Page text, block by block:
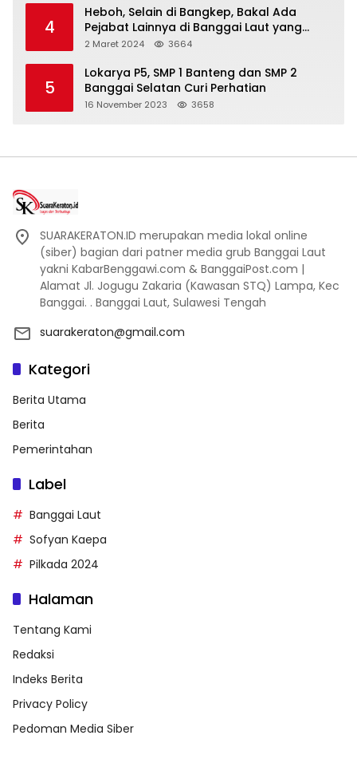
4
Heboh, Selain di Bangkep, Bakal Ada
Pejabat Lainnya di Banggai Laut yang
Bakal di Ciduk, Bagini Kata Kapolres!
2 Maret 2024 3664
5
Lokarya P5, SMP 1 Banteng dan SMP 2
Banggai Selatan Curi Perhatian
16 November 2023 3658
SUARAKERATON.ID merupakan media lokal online
(siber) bagian dari patner media grub Banggai Laut
yakni KabarBenggawi.com & BanggaiPost.com |
Alamat Jl. Jogugu Zakaria (Kawasan STQ) Lampa, Kec
Banggai. . Banggai Laut, Sulawesi Tengah
suarakeraton@gmail.com
Kategori
Berita Utama
Berita
Pemerintahan
Label
Banggai Laut
Sofyan Kaepa
Pilkada 2024
Halaman
Tentang Kami
Redaksi
Indeks Berita
Privacy Policy
Pedoman Media Siber